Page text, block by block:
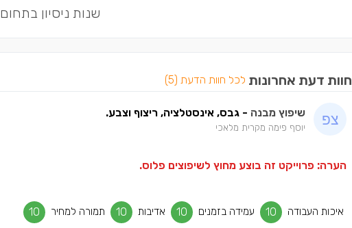
שנות ניסיון בתחום
חוות דעת אחרונות לכל חוות הדעת (5)
שיפוץ מבנה - גבס, אינסטלציה, ריצוף וצבע.
יוסף פימה מקרית מלאכי
הערה: פרוייקט זה בוצע מחוץ לשיפוצים פלוס.
איכות העבודה 10 עמידה בזמנים 10 אדיבות 10 תמורה למחיר 10